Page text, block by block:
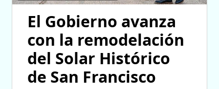
El Gobierno avanza
con la remodelación
del Solar Histórico
de San Francisco